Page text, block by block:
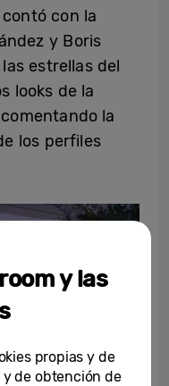
con la
y Boris
estrellas del
looks de la
la
los perfiles
y las
propias y de
de obtención de